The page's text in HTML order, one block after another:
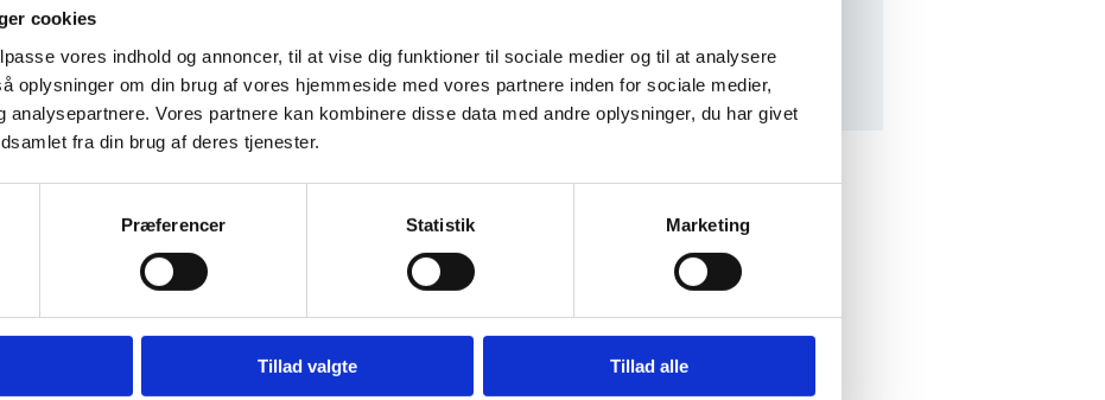
cookies
vores indhold og annoncer, til at vise dig funktioner til sociale medier og til at analysere
oplysninger om din brug af vores hjemmeside med vores partnere inden for sociale medier,
analysepartnere. Vores partnere kan kombinere disse data med andre oplysninger, du har givet
fra din brug af deres tjenester.
Præferencer Statistik Marketing
Tillad valgte Tillad alle
Det skal ske gennem det nationale arbejde med uddannelse som en drivkraft for demokrati og
bæredygtig udvikling og gennem samarbejde med relevante aktører, herunder UNESCO’s
verdensmålsskoler og folkeoplysende initiativer.
arbejder med faglige temaer som interkulturel kompetence, menneskerettigheder, klima og miljø.
undervisningen får eleverne venskaber og forbindelser uden for deres eget land ved hjælp af